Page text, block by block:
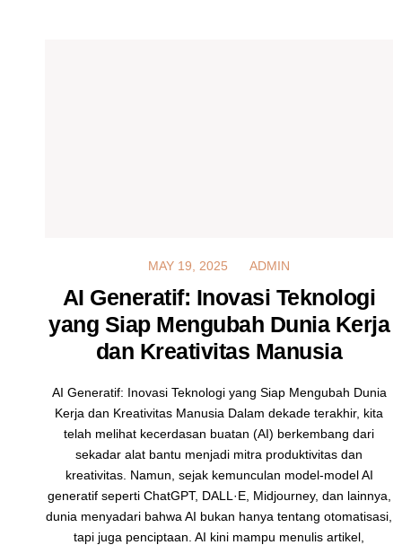
MAY 16, 2025
MAY 19, 2025 ADMIN
AI Generatif: Inovasi Teknologi
yang Siap Mengubah Dunia Kerja
dan Kreativitas Manusia
AI Generatif: Inovasi Teknologi yang Siap Mengubah Dunia
Kerja dan Kreativitas Manusia Dalam dekade terakhir, kita
telah melihat kecerdasan buatan (AI) berkembang dari
sekadar alat bantu menjadi mitra produktivitas dan
kreativitas. Namun, sejak kemunculan model-model AI
generatif seperti ChatGPT, DALL·E, Midjourney, dan lainnya,
dunia menyadari bahwa AI bukan hanya tentang otomatisasi,
tapi juga penciptaan. AI kini mampu menulis artikel,